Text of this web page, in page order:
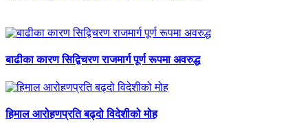
बाढीका कारण सिद्विचरण राजमार्ग पूर्ण रूपमा अवरुद्ध
हिमाल आरोहणप्रति बढ्दो विदेशीको मोह